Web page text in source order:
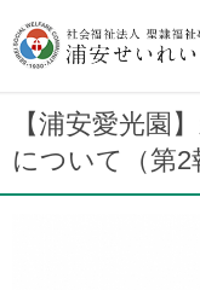
【浦安愛光園
について（第2